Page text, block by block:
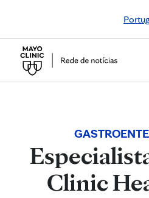
Clinic